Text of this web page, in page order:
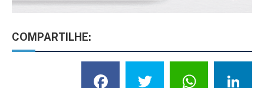
COMPARTILHE:
Facebook
Twitter